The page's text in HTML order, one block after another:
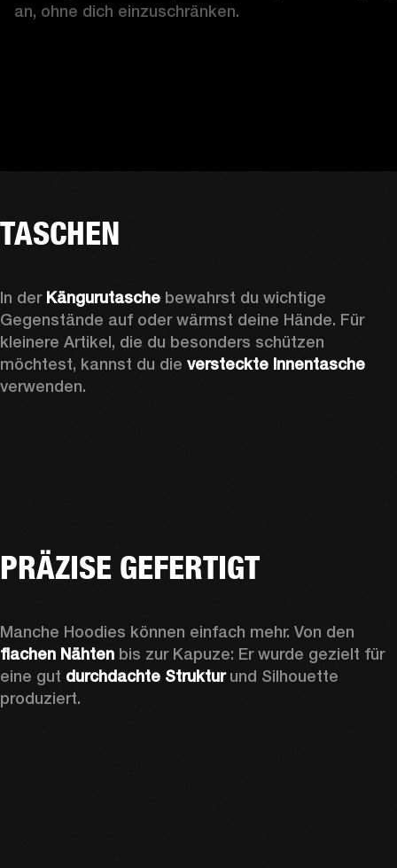
an, ohne dich einzuschränken.
TASCHEN
In der Kängurutasche bewahrst du wichtige
Gegenstände auf oder wärmst deine Hände. Für
kleinere Artikel, die du besonders schützen
möchtest, kannst du die versteckte Innentasche
verwenden.
PRÄZISE GEFERTIGT
flachen Nähten bis zur Kapuze: Er wurde gezielt für
eine gut durchdachte Struktur und Silhouette
produziert.